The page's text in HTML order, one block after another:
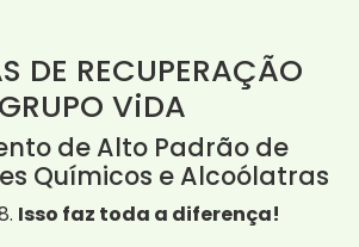
DE RECUPERAÇÃO
GRUPO ViDA
de Alto Padrão de
Químicos e Alcoólatras
Isso faz toda a diferença!